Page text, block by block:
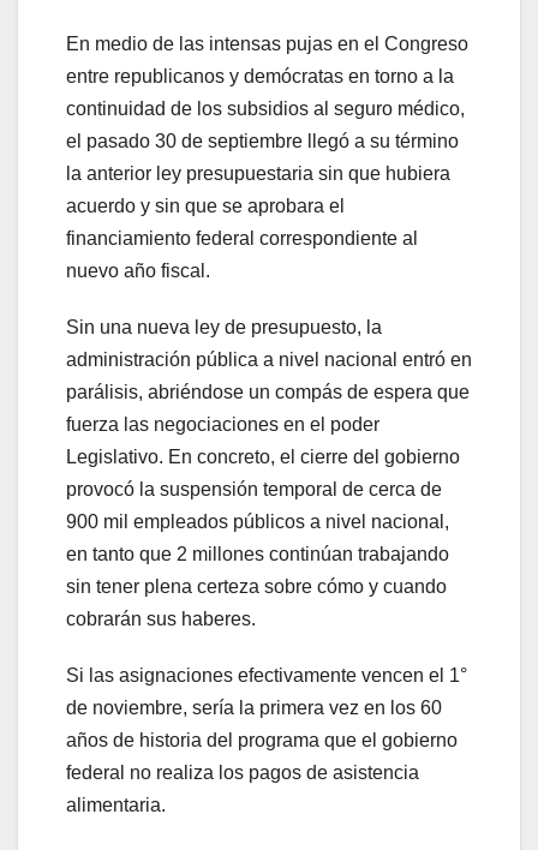
En medio de las intensas pujas en el Congreso
entre republicanos y demócratas en torno a la
continuidad de los subsidios al seguro médico,
el pasado 30 de septiembre llegó a su término
la anterior ley presupuestaria sin que hubiera
acuerdo y sin que se aprobara el
financiamiento federal correspondiente al
nuevo año fiscal.
Sin una nueva ley de presupuesto, la
administración pública a nivel nacional entró en
parálisis, abriéndose un compás de espera que
fuerza las negociaciones en el poder
Legislativo. En concreto, el cierre del gobierno
provocó la suspensión temporal de cerca de
900 mil empleados públicos a nivel nacional,
en tanto que 2 millones continúan trabajando
sin tener plena certeza sobre cómo y cuando
cobrarán sus haberes.
Si las asignaciones efectivamente vencen el 1°
de noviembre, sería la primera vez en los 60
años de historia del programa que el gobierno
federal no realiza los pagos de asistencia
alimentaria.